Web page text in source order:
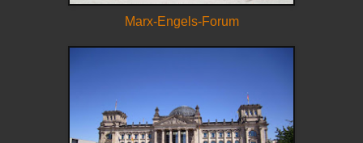
Marx-Engels-Forum